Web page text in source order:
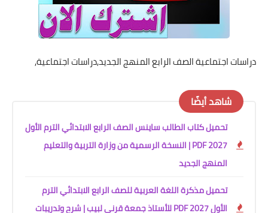
دراسات اجتماعية الصف الرابع المنهج الجديد,دراسات اجتماعية,
شاهد أيضًا
تحميل كتاب الطالب ساينس الصف الرابع الابتدائي الترم الأول
2027 PDF | النسخة الرسمية من وزارة التربية والتعليم
المنهج الجديد
تحميل مذكرة اللغة العربية للصف الرابع الابتدائي الترم
الأول 2027 PDF للأستاذ جمعة قرني لبيب | شرح وتدريبات